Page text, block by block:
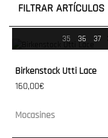
FILTRAR ARTÍCULOS
35 36 37
Birkenstock Utti Lace
160,00€
Mocasines